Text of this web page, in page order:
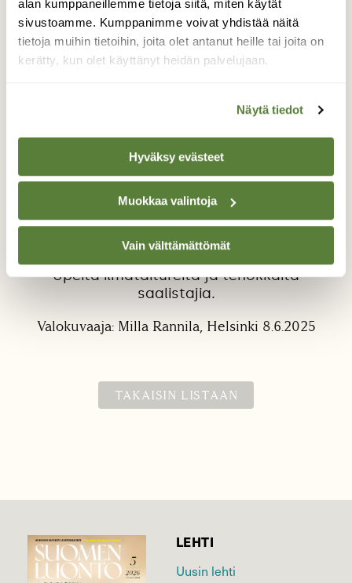
alan kumppaneillemme tietoja siitä, miten käytät
sivustoamme. Kumppanimme voivat yhdistää näitä
tietoja muihin tietoihin, joita olet antanut heille tai joita on
kerätty, kun olet käyttänyt heidän palvelujaan.
Näytä tiedot
Hyväksy evästeet
Muokkaa valintoja
Vain välttämättömät
Nuolihaukka saalinsa
kanssa
Kuvailin monta tuntia kahden nuolihaukan
saalistusta. Yleisin saalis oli sudenkorento,
mutta välillä kynsissä oli jotain suurempaa.
Kanahaukka lensi yhdessä vaiheessa
ilmeisesti liian läheltä, sillä molemmat
Upeita ilmataitureita ja tehokkaita
saalistajia.
Valokuvaaja: Milla Rannila, Helsinki 8.6.2025
TAKAISIN LISTAAN
LEHTI
Uusin lehti